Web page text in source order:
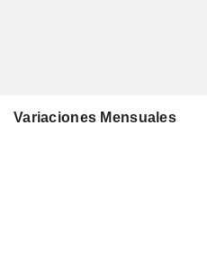
Variaciones Mensuales